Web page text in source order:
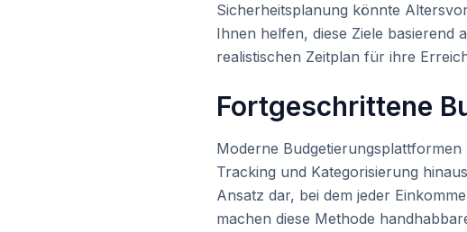
Sicherheitsplanung könnte
Ihnen helfen, diese Ziele
realistischen Zeitplan für ihre
Fortgeschrittene
Moderne
Tracking und Kategorisierung
Ansatz dar, bei dem jeder
machen diese Methode